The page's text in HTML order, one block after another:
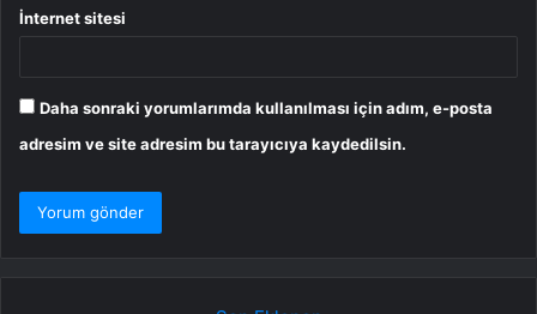
İnternet sitesi
Daha sonraki yorumlarımda kullanılması için adım, e-posta
adresim ve site adresim bu tarayıcıya kaydedilsin.